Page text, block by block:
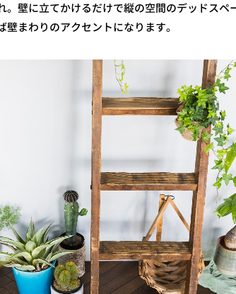
壁に立てかけるだけで縦の空間のデッドスペ
まわりのアクセントになります。